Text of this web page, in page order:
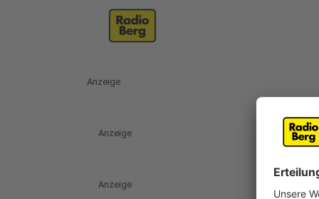
Anzeige
Anzeige
Anzeige